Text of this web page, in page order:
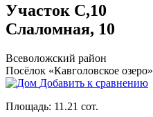
Участок С,10
Слаломная, 10
Всеволожский район
Посёлок «Кавголовское озеро»
Добавить к сравнению
Площадь: 11.21 сот.